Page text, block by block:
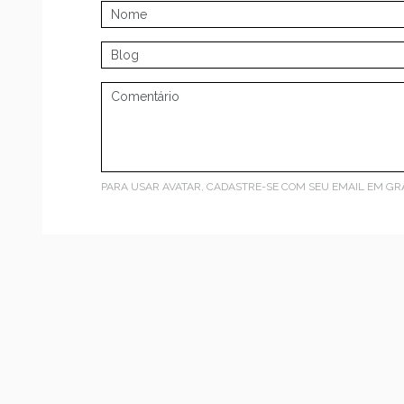
PARA USAR AVATAR, CADASTRE-SE COM SEU EMAIL EM